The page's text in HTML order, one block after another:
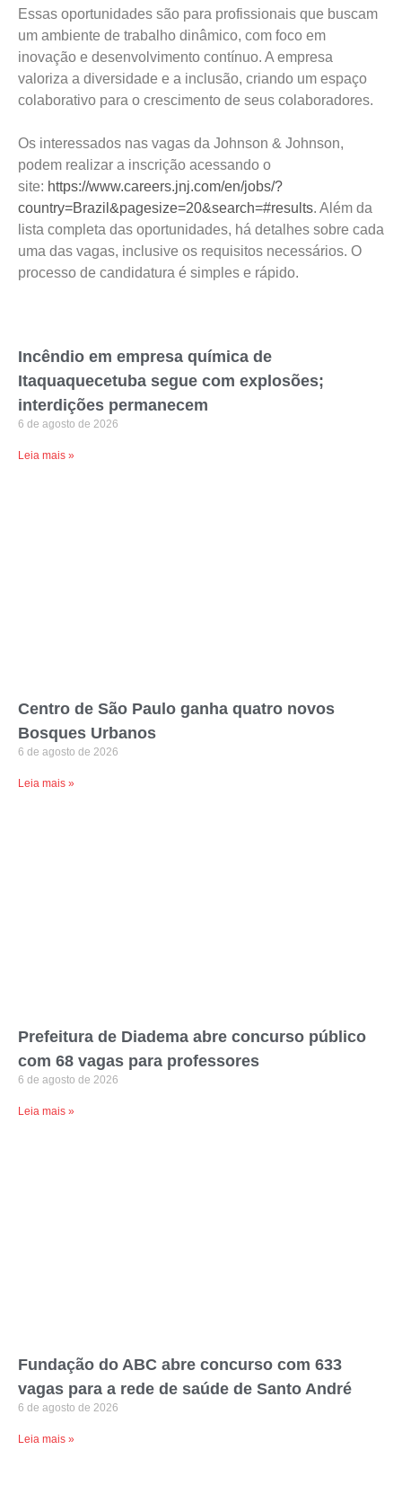
Essas oportunidades são para profissionais que buscam
um ambiente de trabalho dinâmico, com foco em
inovação e desenvolvimento contínuo. A empresa
valoriza a diversidade e a inclusão, criando um espaço
colaborativo para o crescimento de seus colaboradores.
Os interessados nas vagas da Johnson & Johnson,
podem realizar a inscrição acessando o
site: https://www.careers.jnj.com/en/jobs/?
country=Brazil&pagesize=20&search=#results. Além da
lista completa das oportunidades, há detalhes sobre cada
uma das vagas, inclusive os requisitos necessários. O
processo de candidatura é simples e rápido.
Incêndio em empresa química de
Itaquaquecetuba segue com explosões;
interdições permanecem
6 de agosto de 2026
Leia mais »
Centro de São Paulo ganha quatro novos
Bosques Urbanos
6 de agosto de 2026
Leia mais »
Prefeitura de Diadema abre concurso público
com 68 vagas para professores
6 de agosto de 2026
Leia mais »
Fundação do ABC abre concurso com 633
vagas para a rede de saúde de Santo André
6 de agosto de 2026
Leia mais »